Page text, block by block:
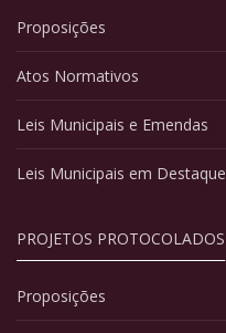
Proposições
Atos Normativos
Leis Municipais e Emendas
Leis Municipais em Destaque
PROJETOS PROTOCOLADOS
Proposições